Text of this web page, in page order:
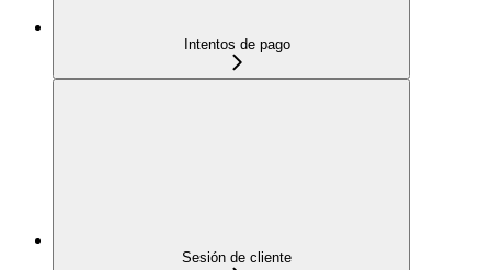
Intentos de pago
Sesión de cliente